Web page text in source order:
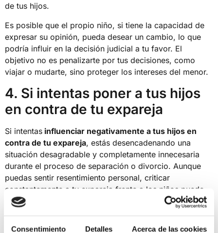
Consentimiento Detalles Acerca de las cookies
de tus hijos.
Es posible que el propio niño, si tiene la capacidad de
expresar su opinión, pueda desear un cambio, lo que
podría influir en la decisión judicial a tu favor. El
objetivo no es penalizarte por tus decisiones, como
viajar o mudarte, sino proteger los intereses del menor.
4. Si intentas poner a tus hijos
en contra de tu expareja
Si intentas influenciar negativamente a tus hijos en
contra de tu expareja, estás desencadenando una
situación desagradable y completamente innecesaria
durante el proceso de separación o divorcio. Aunque
puedas sentir resentimiento personal, criticar
constantemente a tu expareja frente a los niños puede
provocar lo que se conoce como
síndrome de